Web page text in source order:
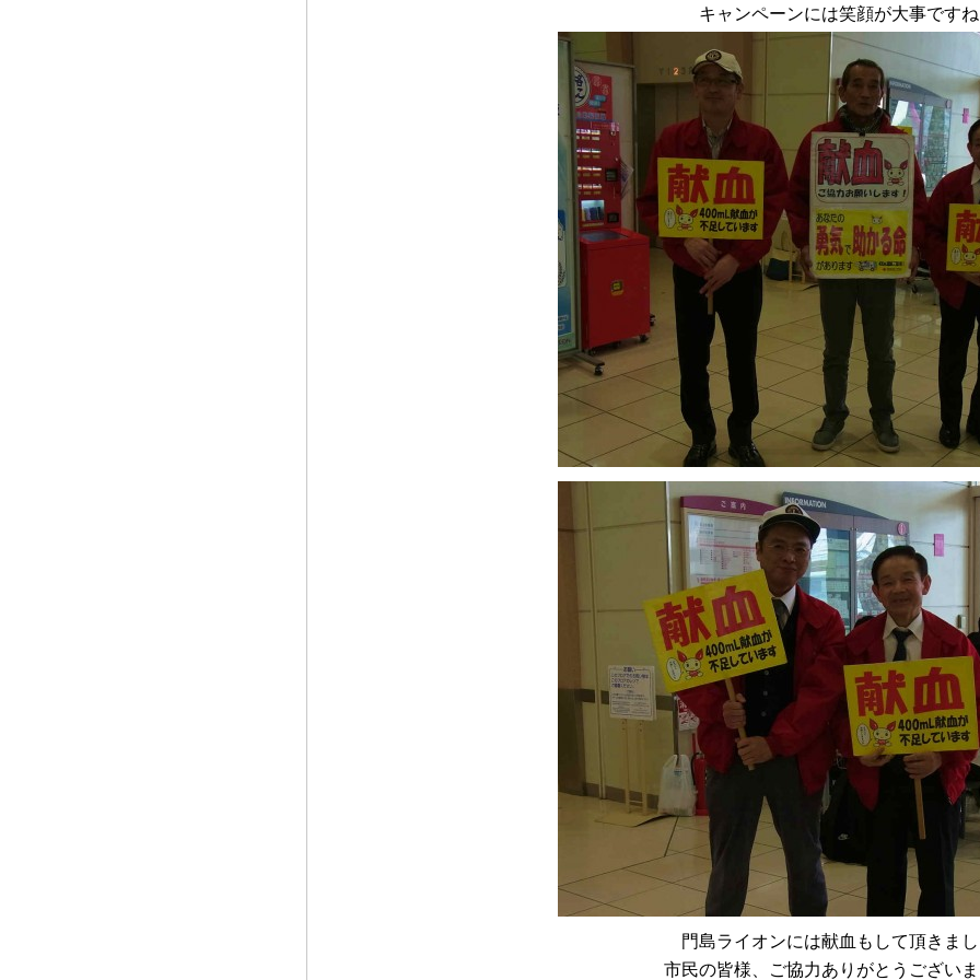
キャンペーンには笑顔が大事です
門島ライオンには献血もして頂きま
市民の皆様、ご協力ありがとうござい